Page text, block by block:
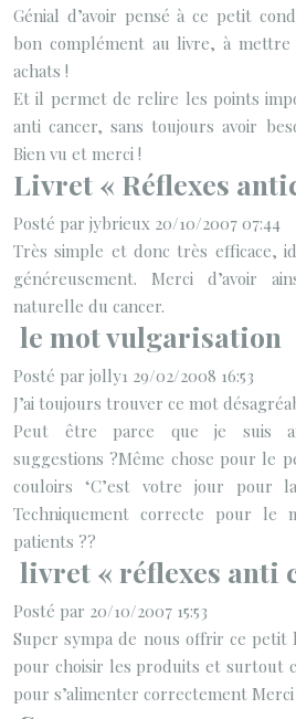
Génial d’avoir pensé à ce petit
bon complément au livre, à
achats !
Et il permet de relire les points
anti cancer, sans toujours avoir
Bien vu et merci !
Livret « Réflexes
Posté par jybrieux 20/10/2007 07:44
Très simple et donc très efficace,
généreusement. Merci d’avoir
naturelle du cancer.
le mot vulgarisation
Posté par jolly1 29/02/2008 16:53
J’ai toujours trouver ce mot
Peut être parce que je suis
suggestions ?Même chose pour le
couloirs ‘C’est votre jour pour
Techniquement correcte pour le
patients ??
livret « réflexes anti
Posté par 20/10/2007 15:53
Super sympa de nous offrir ce petit
pour choisir les produits et surtout
pour s’alimenter correctement Merci